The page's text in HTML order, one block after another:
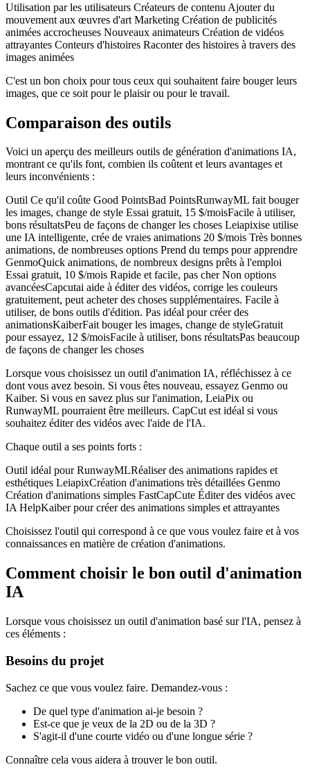
Utilisation par les utilisateurs Créateurs de contenu Ajouter du
mouvement aux œuvres d'art Marketing Création de publicités
animées accrocheuses Nouveaux animateurs Création de vidéos
attrayantes Conteurs d'histoires Raconter des histoires à travers des
images animées
C'est un bon choix pour tous ceux qui souhaitent faire bouger leurs
images, que ce soit pour le plaisir ou pour le travail.
Comparaison des outils
Voici un aperçu des meilleurs outils de génération d'animations IA,
montrant ce qu'ils font, combien ils coûtent et leurs avantages et
leurs inconvénients :
Outil Ce qu'il coûte Good PointsBad PointsRunwayML fait bouger
les images, change de style Essai gratuit, 15 $/moisFacile à utiliser,
bons résultatsPeu de façons de changer les choses Leiapixise utilise
une IA intelligente, crée de vraies animations 20 $/mois Très bonnes
animations, de nombreuses options Prend du temps pour apprendre
GenmoQuick animations, de nombreux designs prêts à l'emploi
Essai gratuit, 10 $/mois Rapide et facile, pas cher Non options
avancéesCapcutai aide à éditer des vidéos, corrige les couleurs
gratuitement, peut acheter des choses supplémentaires. Facile à
utiliser, de bons outils d'édition. Pas idéal pour créer des
animationsKaiberFait bouger les images, change de styleGratuit
pour essayez, 12 $/moisFacile à utiliser, bons résultatsPas beaucoup
de façons de changer les choses
Lorsque vous choisissez un outil d'animation IA, réfléchissez à ce
dont vous avez besoin. Si vous êtes nouveau, essayez Genmo ou
Kaiber. Si vous en savez plus sur l'animation, LeiaPix ou
RunwayML pourraient être meilleurs. CapCut est idéal si vous
souhaitez éditer des vidéos avec l'aide de l'IA.
Chaque outil a ses points forts :
Outil idéal pour RunwayMLRéaliser des animations rapides et
esthétiques LeiapixCréation d'animations très détaillées Genmo
Création d'animations simples FastCapCute Éditer des vidéos avec
IA HelpKaiber pour créer des animations simples et attrayantes
Choisissez l'outil qui correspond à ce que vous voulez faire et à vos
connaissances en matière de création d'animations.
Comment choisir le bon outil d'animation
IA
Lorsque vous choisissez un outil d'animation basé sur l'IA, pensez à
ces éléments :
Besoins du projet
Sachez ce que vous voulez faire. Demandez-vous :
De quel type d'animation ai-je besoin ?
Est-ce que je veux de la 2D ou de la 3D ?
S'agit-il d'une courte vidéo ou d'une longue série ?
Connaître cela vous aidera à trouver le bon outil.